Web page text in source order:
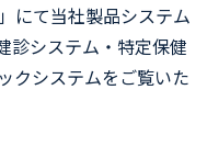
にて当社製品システム
診システム・特定保健
クシステムをご覧いた